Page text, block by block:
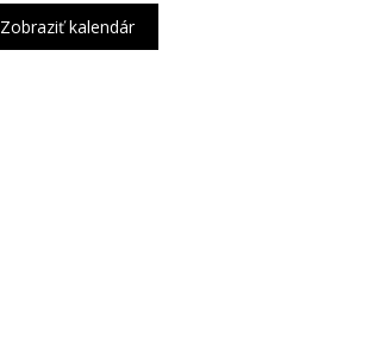
Zobraziť kalendár